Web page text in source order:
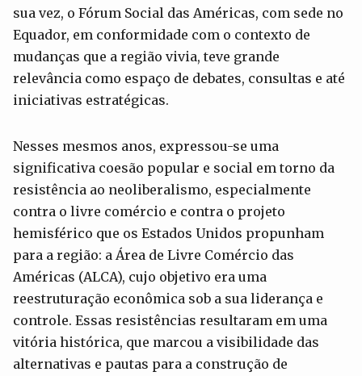
sua vez, o Fórum Social das Américas, com sede no
Equador, em conformidade com o contexto de
mudanças que a região vivia, teve grande
relevância como espaço de debates, consultas e até
iniciativas estratégicas.
Nesses mesmos anos, expressou-se uma
significativa coesão popular e social em torno da
resistência ao neoliberalismo, especialmente
contra o livre comércio e contra o projeto
hemisférico que os Estados Unidos propunham
para a região: a Área de Livre Comércio das
Américas (ALCA), cujo objetivo era uma
reestruturação econômica sob a sua liderança e
controle. Essas resistências resultaram em uma
vitória histórica, que marcou a visibilidade das
alternativas e pautas para a construção de